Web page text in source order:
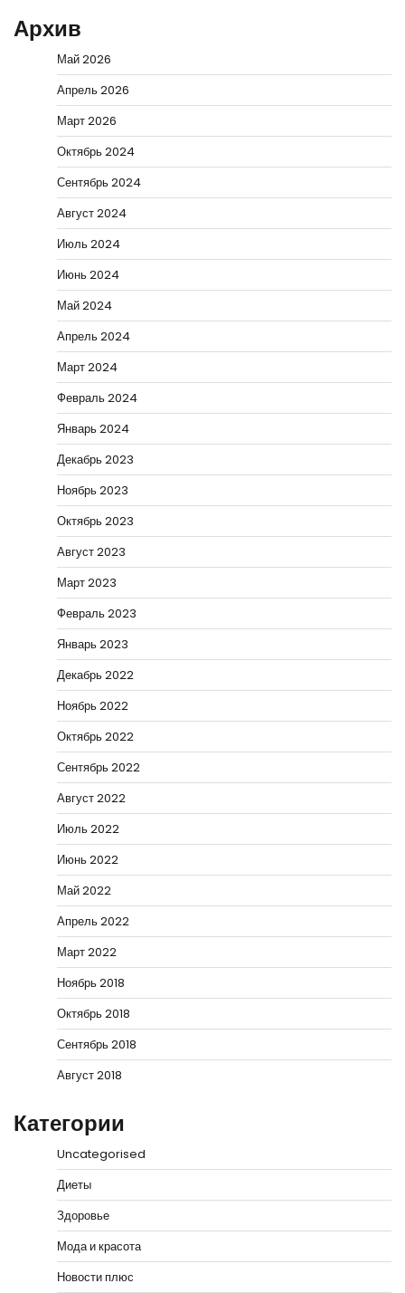
Архив
Май 2026
Апрель 2026
Март 2026
Октябрь 2024
Сентябрь 2024
Август 2024
Июль 2024
Июнь 2024
Май 2024
Апрель 2024
Март 2024
Февраль 2024
Январь 2024
Декабрь 2023
Ноябрь 2023
Октябрь 2023
Август 2023
Март 2023
Февраль 2023
Январь 2023
Декабрь 2022
Ноябрь 2022
Октябрь 2022
Сентябрь 2022
Август 2022
Июль 2022
Июнь 2022
Май 2022
Апрель 2022
Март 2022
Ноябрь 2018
Октябрь 2018
Сентябрь 2018
Август 2018
Категории
Uncategorised
Диеты
Здоровье
Мода и красота
Новости плюс